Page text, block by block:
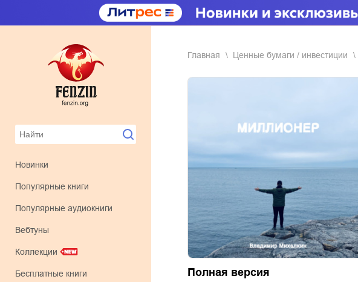
Новинки
Популярные книги
Популярные аудиокниги
Вебтуны
Коллекции
Бесплатные книги
Главная ценные бумаги / инвестиции
Полная версия